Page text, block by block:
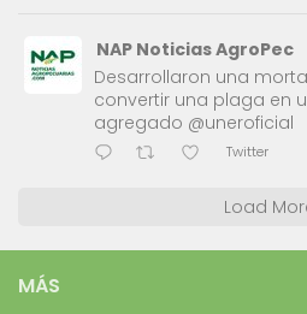
NAP Noticias AgroPec
Desarrollaron una
convertir una plaga en
agregado @uneroficial
Twitter
Load
MÁS